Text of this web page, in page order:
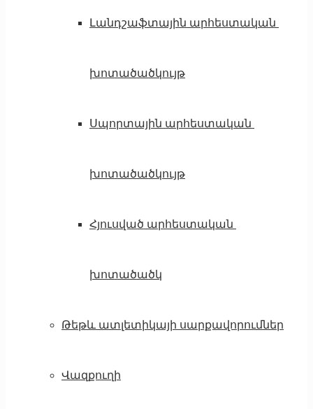
Լանդշաֆտային արհեստական ​​
խոտածածկույթ
Սպորտային արհեստական ​​
խոտածածկույթ
Հյուսված արհեստական ​​
խոտածածկ
Թեթև ատլետիկայի սարքավորումներ
Վազքուղի